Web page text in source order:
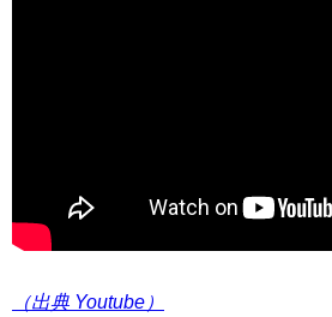
（出典 Youtube）